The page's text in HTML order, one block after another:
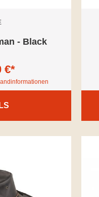
- Black
€*